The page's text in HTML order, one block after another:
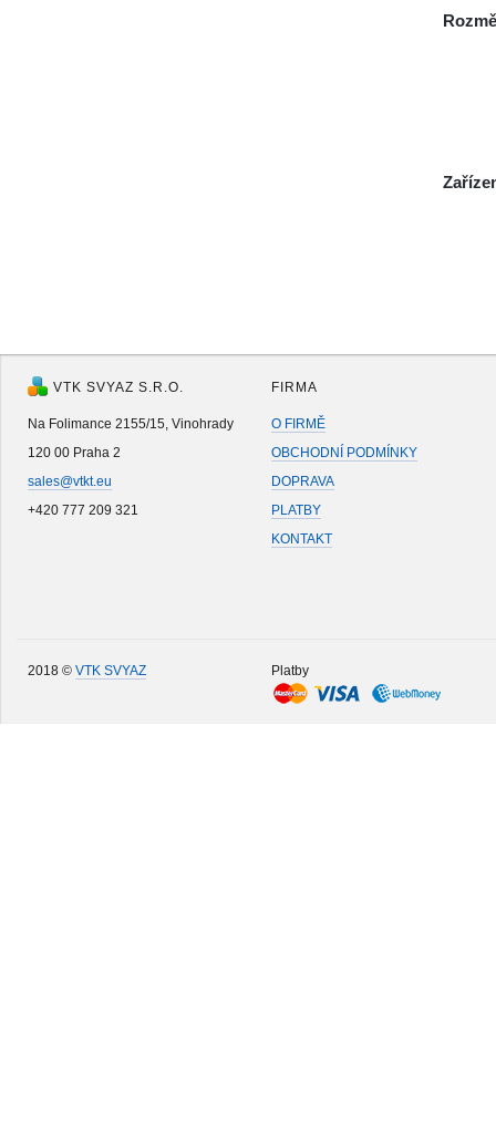
VTK SVYAZ S.R.O.
Na Folimance 2155/15, Vinohrady
120 00 Praha 2
sales@vtkt.eu
+420 777 209 321
FIRMA
O FIRMĚ
OBCHODNÍ PODMÍNKY
DOPRAVA
PLATBY
KONTAKT
2018 © VTK SVYAZ Platby